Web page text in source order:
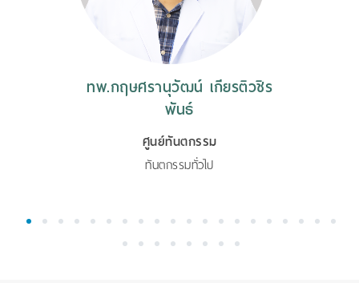
ทพ.กฤษศรานุวัฒน์ เกียรติวชิร
พันธ์
ศูนย์ทันตกรรม
ทันตกรรมทั่วไป
1 2 3 4 5 6 7 8 9 10 11 12 13 14 15 16 17 18 19 20
21 22 23 24 25 26 27 28